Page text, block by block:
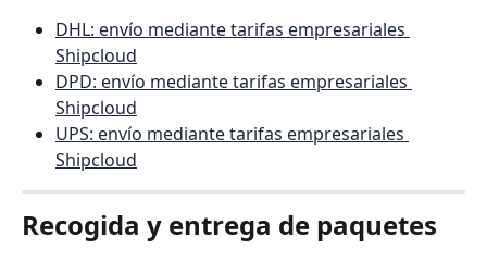
DHL: envío mediante tarifas empresariales
Shipcloud
DPD: envío mediante tarifas empresariales
Shipcloud
UPS: envío mediante tarifas empresariales
Shipcloud
Recogida y entrega de paquetes